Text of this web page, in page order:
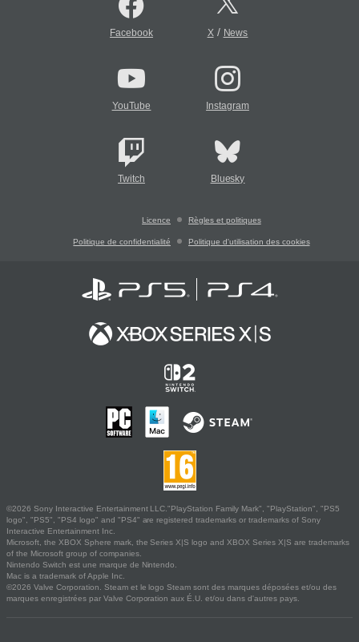
Facebook X/ News
YouTube Instagram
Twitch Bluesky
Licence Règles et politiques
Politique de confidentialité Politique d'utilisation des cookies
©2026 Sony Interactive Entertainment LLC."PlayStation Family Mark", "PlayStation", "PS5
logo", "PS5", "PS4 logo" and "PS4" are registered trademarks or trademarks of Sony
Interactive Entertainment Inc.
Microsoft, the XBOX Sphere mark, the Series X|S logo and XBOX Series X|S are trademarks
of the Microsoft group of companies.
Nintendo Switch est une marque de Nintendo.
Mac is a trademark of Apple Inc.
©2026 Valve Corporation. Steam et le logo Steam sont des marques déposées et/ou des
marques enregistrées par Valve Corporation aux É.U. et/ou dans d'autres pays.